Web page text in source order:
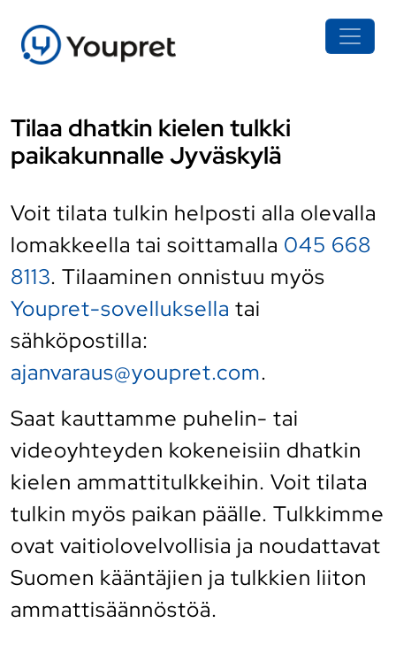
Tilaa dhatkin kielen tulkki
paikakunnalle Jyväskylä
Voit tilata tulkin helposti alla olevalla
lomakkeella tai soittamalla 045 668
8113. Tilaaminen onnistuu myös
Youpret-sovelluksella tai
sähköpostilla:
ajanvaraus@youpret.com.
Saat kauttamme puhelin- tai
videoyhteyden kokeneisiin dhatkin
kielen ammattitulkkeihin. Voit tilata
tulkin myös paikan päälle. Tulkkimme
ovat vaitiolovelvollisia ja noudattavat
Suomen kääntäjien ja tulkkien liiton
ammattisäännöstöä.